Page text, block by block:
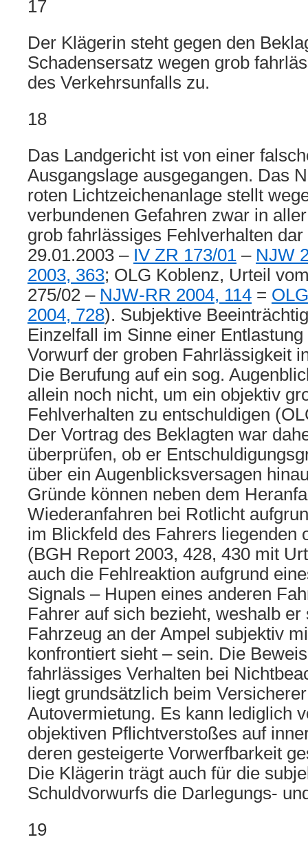
17
Der Klägerin steht gegen den
Schadensersatz wegen grob
des Verkehrsunfalls zu.
18
Das Landgericht ist von einer
Ausgangslage ausgegangen. Das
roten Lichtzeichenanlage stellt
verbundenen Gefahren zwar in
grob fahrlässiges Fehlverhalten
29.01.2003 – IV ZR 173/01 – NJW
2003, 363; OLG Koblenz, Urteil
275/02 – NJW-RR 2004, 114 =
2004, 728). Subjektive
Einzelfall im Sinne einer
Vorwurf der groben Fahrlässigkeit
Die Berufung auf ein sog.
allein noch nicht, um ein objektiv
Fehlverhalten zu entschuldigen
Der Vortrag des Beklagten war
überprüfen, ob er
über ein Augenblicksversagen
Gründe können neben dem
Wiederanfahren bei Rotlicht
im Blickfeld des Fahrers liegenden
(BGH Report 2003, 428, 430 mit
auch die Fehlreaktion aufgrund
Signals – Hupen eines anderen
Fahrer auf sich bezieht, weshalb
Fahrzeug an der Ampel subjektiv
konfrontiert sieht – sein. Die
fahrlässiges Verhalten bei
liegt grundsätzlich beim
Autovermietung. Es kann lediglich
objektiven Pflichtverstoßes auf
deren gesteigerte Vorwerfbarkeit
Die Klägerin trägt auch für die
Schuldvorwurfs die Darlegungs-
19